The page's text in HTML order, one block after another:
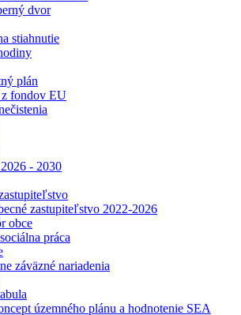
dvor
stiahnutie
plán
fondov EU
- 2030
zastupiteľstvo 2022-2026
obce
práca
záväzné nariadenia
územného plánu a hodnotenie SEA